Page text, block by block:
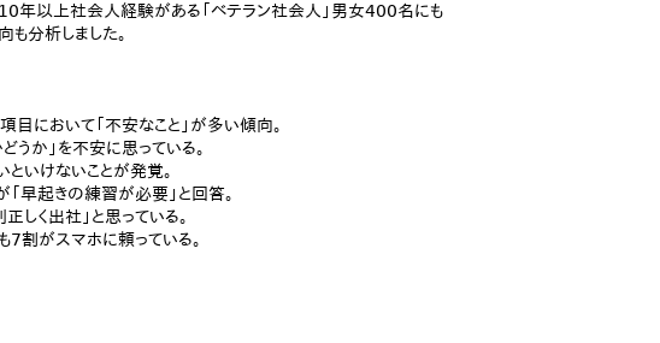
10年以上社会人経験がある「ベテラン社会人」男女400名にも
分析しました。
において「不安なこと」が多い傾向。
か」を不安に思っている。
いけないことが発覚。
早起きの練習が必要」と回答。
く出社」と思っている。
割がスマホに頼っている。